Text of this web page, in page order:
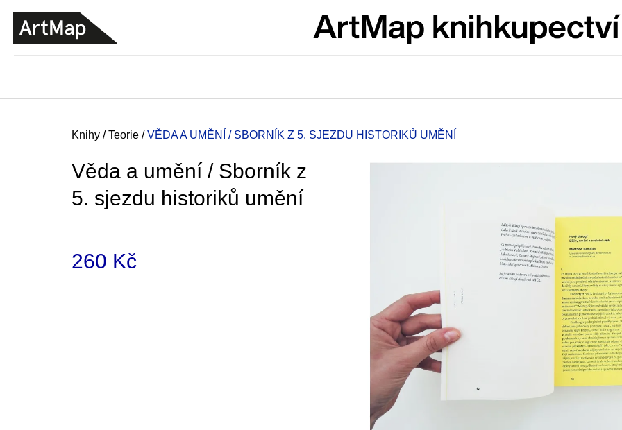
Domů
Knihy / Teorie / VĚDA A UMĚNÍ / SBORNÍK Z 5. SJEZDU HISTORIKŮ UMĚNÍ
Věda a umění / Sborník z
5. sjezdu historiků umění
260 Kč
ZPĚT
DO
OBCHODU
ZPĚT
DO
OBCHODU
ARTMAT KRABIČKA
VÝVAR
NEJEN
300 Kč
Původně: 350